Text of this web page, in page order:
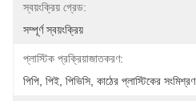
স্বয়ংক্রিয় গ্রেড:
সম্পূর্ণ স্বয়ংক্রিয়
প্লাস্টিক প্রক্রিয়াজাতকরণ:
পিপি, পিই, পিভিসি, কাঠের প্লাস্টিকের সংমিশ্রণ